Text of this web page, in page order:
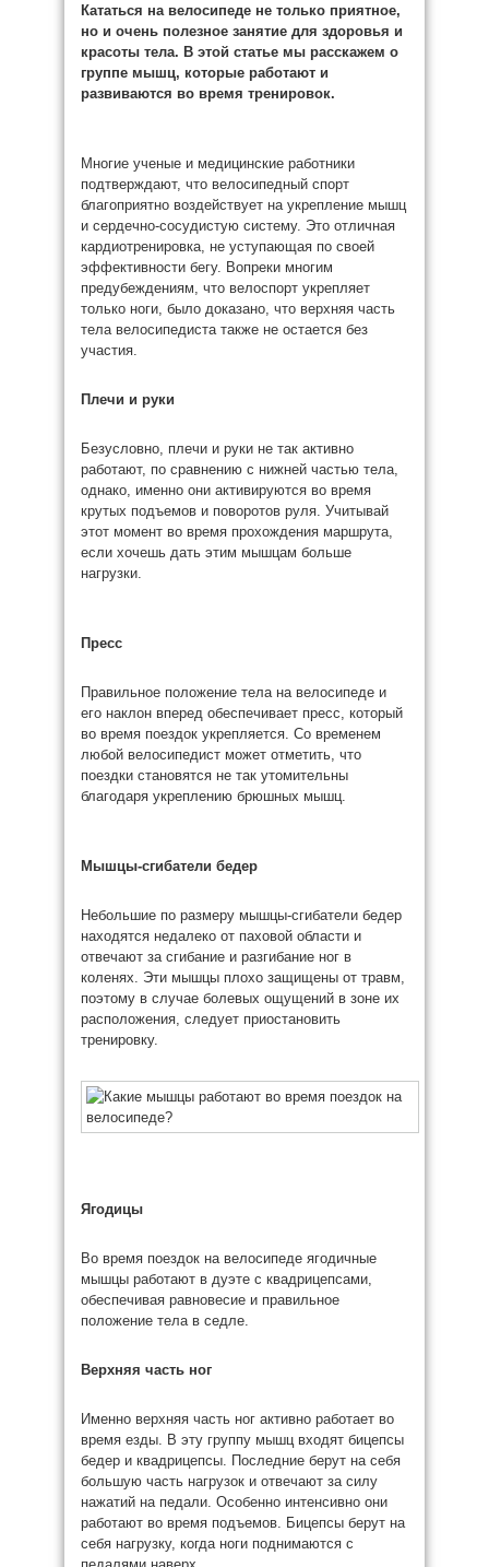
Кататься на велосипеде не только приятное,
но и очень полезное занятие для здоровья и
красоты тела. В этой статье мы расскажем о
группе мышц, которые работают и
развиваются во время тренировок.
Многие ученые и медицинские работники
подтверждают, что велосипедный спорт
благоприятно воздействует на укрепление мышц
и сердечно-сосудистую систему. Это отличная
кардиотренировка, не уступающая по своей
эффективности бегу. Вопреки многим
предубеждениям, что велоспорт укрепляет
только ноги, было доказано, что верхняя часть
тела велосипедиста также не остается без
участия.
Плечи и руки
Безусловно, плечи и руки не так активно
работают, по сравнению с нижней частью тела,
однако, именно они активируются во время
крутых подъемов и поворотов руля. Учитывай
этот момент во время прохождения маршрута,
если хочешь дать этим мышцам больше
нагрузки.
Пресс
Правильное положение тела на велосипеде и
его наклон вперед обеспечивает пресс, который
во время поездок укрепляется. Со временем
любой велосипедист может отметить, что
поездки становятся не так утомительны
благодаря укреплению брюшных мышц.
Мышцы-сгибатели бедер
Небольшие по размеру мышцы-сгибатели бедер
находятся недалеко от паховой области и
отвечают за сгибание и разгибание ног в
коленях. Эти мышцы плохо защищены от травм,
поэтому в случае болевых ощущений в зоне их
расположения, следует приостановить
тренировку.
Ягодицы
Во время поездок на велосипеде ягодичные
мышцы работают в дуэте с квадрицепсами,
обеспечивая равновесие и правильное
положение тела в седле.
Верхняя часть ног
Именно верхняя часть ног активно работает во
время езды. В эту группу мышц входят бицепсы
бедер и квадрицепсы. Последние берут на себя
большую часть нагрузок и отвечают за силу
нажатий на педали. Особенно интенсивно они
работают во время подъемов. Бицепсы берут на
себя нагрузку, когда ноги поднимаются с